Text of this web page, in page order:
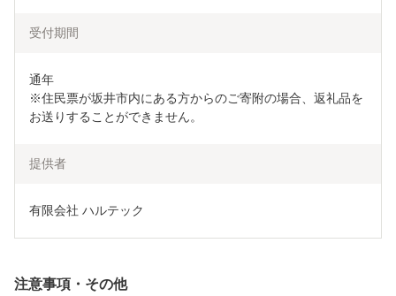
受付期間
通年
※住民票が坂井市内にある方からのご寄附の場合、返礼品を
お送りすることができません。
提供者
有限会社 ハルテック
注意事項・その他